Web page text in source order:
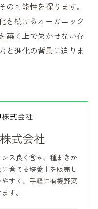
可能性を探ります。
を続けるオーガニック
築く上で欠かせない存
と進化の背景に迫りま
式会社
ス良く含み、種まきか
育てる培養土を販売し
すく、手軽に有機野菜
す。